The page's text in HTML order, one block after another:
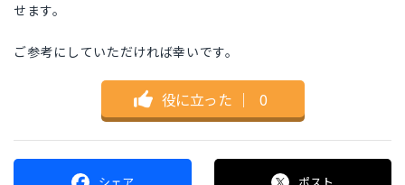
せます。
ご参考にしていただければ幸いです。
役に立った ｜ 0